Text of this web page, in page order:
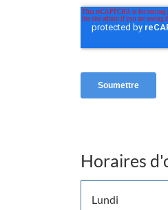
Horaires
d'ouverture
Lundi